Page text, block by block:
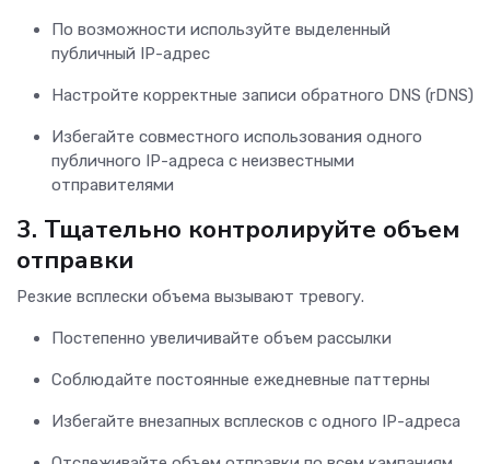
По возможности используйте выделенный
публичный IP-адрес
Настройте корректные записи обратного DNS (rDNS)
Избегайте совместного использования одного
публичного IP-адреса с неизвестными
отправителями
3. Тщательно контролируйте объем
отправки
Резкие всплески объема вызывают тревогу.
Постепенно увеличивайте объем рассылки
Соблюдайте постоянные ежедневные паттерны
Избегайте внезапных всплесков с одного IP-адреса